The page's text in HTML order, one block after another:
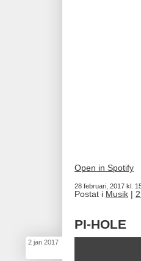
Open in Spotify
28 februari, 2017 kl.
Postat i Musik
2 jan 2017
PI-HOLE